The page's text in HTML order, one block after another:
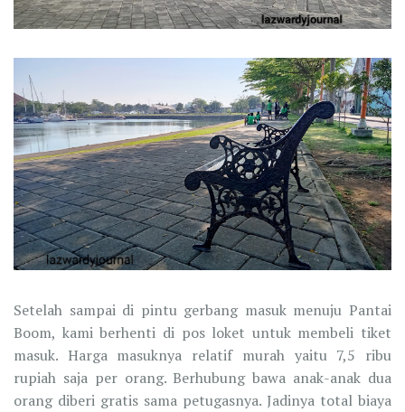
Setelah sampai di pintu gerbang masuk menuju Pantai
Boom, kami berhenti di pos loket untuk membeli tiket
masuk. Harga masuknya relatif murah yaitu 7,5 ribu
rupiah saja per orang. Berhubung bawa anak-anak dua
orang diberi gratis sama petugasnya. Jadinya total biaya